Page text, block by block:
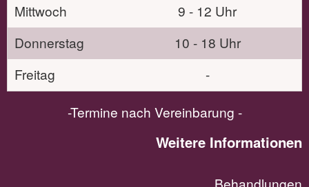
Mittwoch
9 - 12 Uhr
Donnerstag
10 - 18 Uhr
Freitag
-
-Termine nach Vereinbarung -
Weitere Informationen
Behandlungen